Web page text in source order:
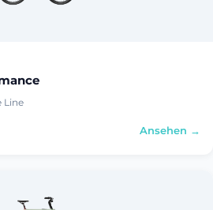
Line
Ansehen →